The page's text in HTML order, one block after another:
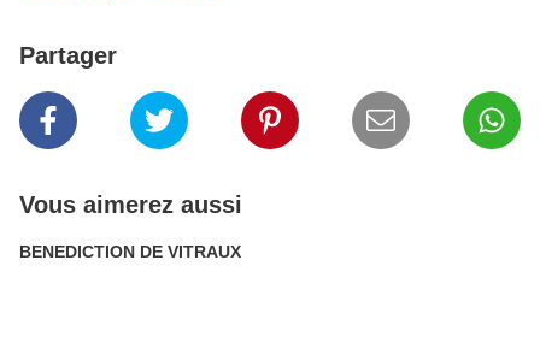
Partager
Vous aimerez aussi
BENEDICTION DE VITRAUX